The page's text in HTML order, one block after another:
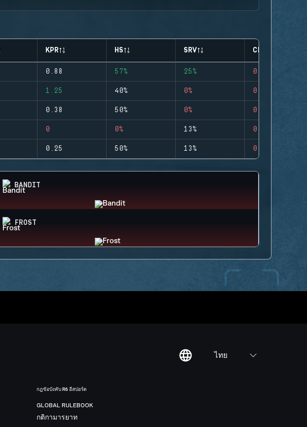
KPR HS SRV CLUTCHES
0.88 57% 25% 0
1.25 40% 0% 0
0.38 50% 0% 0
0 0% 13% 0
0.25 50% 13% 0
BANDIT
FROST
ไทย
กฎข้อบังคับ R6 อีสปอร์ต
GLOBAL RULEBOOK
กติกามารยาท